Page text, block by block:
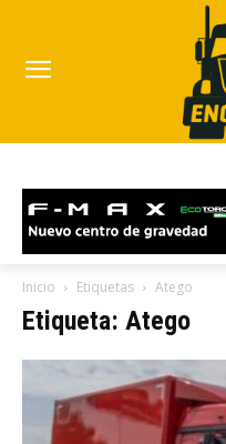
Inicio Etiquetas Atego
Etiqueta: Atego